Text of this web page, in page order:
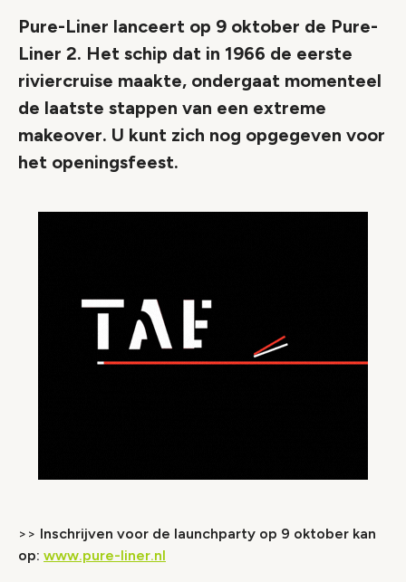
Pure-Liner lanceert op 9 oktober de Pure-
Liner 2. Het schip dat in 1966 de eerste
riviercruise maakte, ondergaat momenteel
de laatste stappen van een extreme
makeover. U kunt zich nog opgegeven voor
het openingsfeest.
>> Inschrijven voor de launchparty op 9 oktober kan
op: www.pure-liner.nl